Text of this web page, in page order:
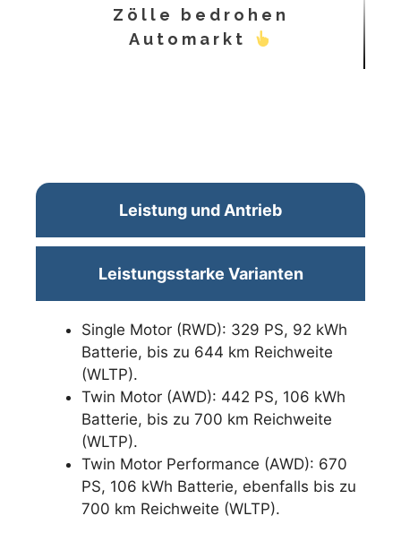
Zölle bedrohen
Automarkt
Leistung und Antrieb
Leistungsstarke Varianten
Single Motor (RWD): 329 PS, 92 kWh
Batterie, bis zu 644 km Reichweite
(WLTP).
Twin Motor (AWD): 442 PS, 106 kWh
Batterie, bis zu 700 km Reichweite
(WLTP).
Twin Motor Performance (AWD): 670
PS, 106 kWh Batterie, ebenfalls bis zu
700 km Reichweite (WLTP).